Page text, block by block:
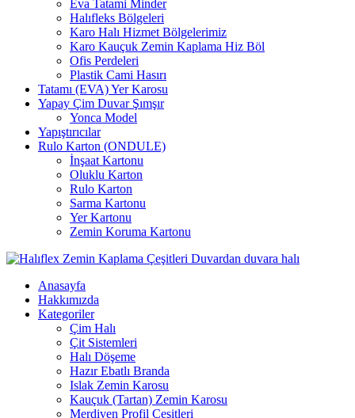
Eva Tatami Minder
Halıfleks Bölgeleri
Karo Halı Hizmet Bölgelerimiz
Karo Kauçuk Zemin Kaplama Hiz Böl
Ofis Perdeleri
Plastik Cami Hasırı
Tatamı (EVA) Yer Karosu
Yapay Çim Duvar Şımşır
Yonca Model
Yapıştırıcılar
Rulo Karton (ONDULE)
İnşaat Kartonu
Oluklu Karton
Rulo Karton
Sarma Kartonu
Yer Kartonu
Zemin Koruma Kartonu
Anasayfa
Hakkımızda
Kategoriler
Çim Halı
Çit Sistemleri
Halı Döşeme
Hazır Ebatlı Branda
Islak Zemin Karosu
Kauçuk (Tartan) Zemin Karosu
Merdiven Profil Çeşitleri